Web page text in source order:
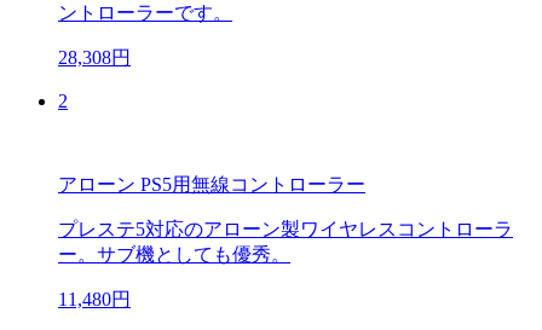
ントローラーです。
28,308円
2
アローン PS5用無線コントローラー
プレステ5対応のアローン製ワイヤレスコントローラ
ー。サブ機としても優秀。
11,480円